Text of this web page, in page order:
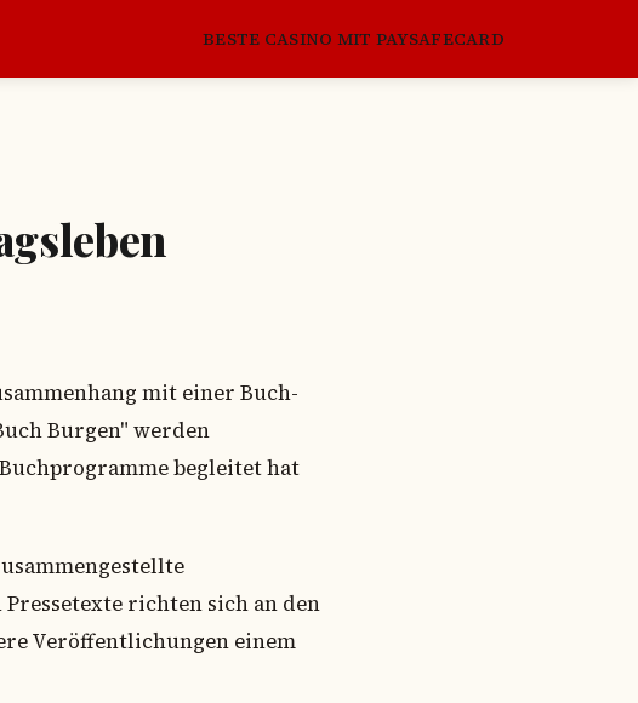
BESTE CASINO MIT PAYSAFECARD
mit einer Buch-
Burgen" werden
begleitet hat
richten sich an den
Veröffentlichungen einem